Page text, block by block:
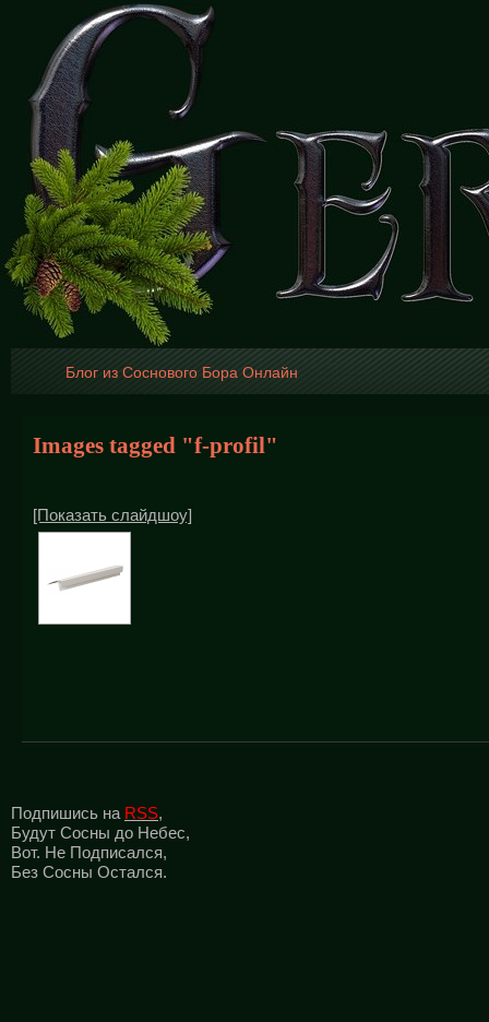
Блог из Соснового Бора Онлайн
Images tagged "f-profil"
[Показать слайдшоу]
Подпишись на RSS,
Будут Сосны до Небес,
Вот. Не Подписался,
Без Сосны Остался.